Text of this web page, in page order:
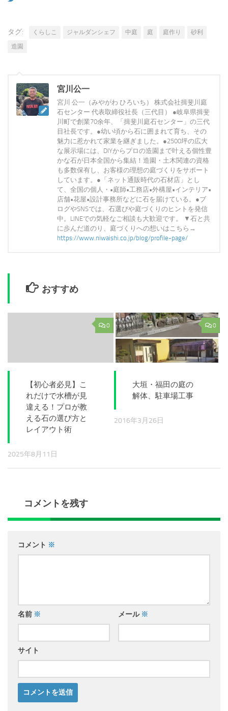
タグ: くらしこ ジャルダンシェフ 中庭 庭 庭作り
砂利
造園
宮川公一
宮川 公一（みやがわ ひろいち） 株式会社揖斐川庭
石センター 代表取締役社長（三代目） ●岐阜県揖斐
川町で創業70余年、「揖斐川庭石センター」の三代
目社長です。●幼い頃から石に囲まれて育ち、その
魅力に惹かれて家業を継ぎました。●2500坪の広大
な展示場には、DIYからプロの造園まで叶える個性豊
かな石が日本全国から集結！造園・土木関連の資格
も多数保有し、お客様の理想の庭づくりをサポート
しています。●「ネット通販時代の石材店」とし
て、全国の個人・•庭師•工務店•外構屋•インテリア•
店舗•花屋•設計事務所などに石を届けている。●ブ
ログやSNSでは、石選びや庭づくりのヒントを発信
中。LINEでの気軽なご相談も大歓迎です。 ▼石と共
に歩んだ道のり、庭づくりへの想いはこちら→
https://www.niwaishi.co.jp/blog/profile-page/
おすすめ
0
【初心者必見】こ
れだけで水槽が見
違える！プロが教
える石の選び方と
レイアウト術
2025年8月11日
0
大垣・福田の庭の
解体、駐車場工事
2016年3月26日
コメントを残す
コメント ※
名前 ※ メール ※
サイト